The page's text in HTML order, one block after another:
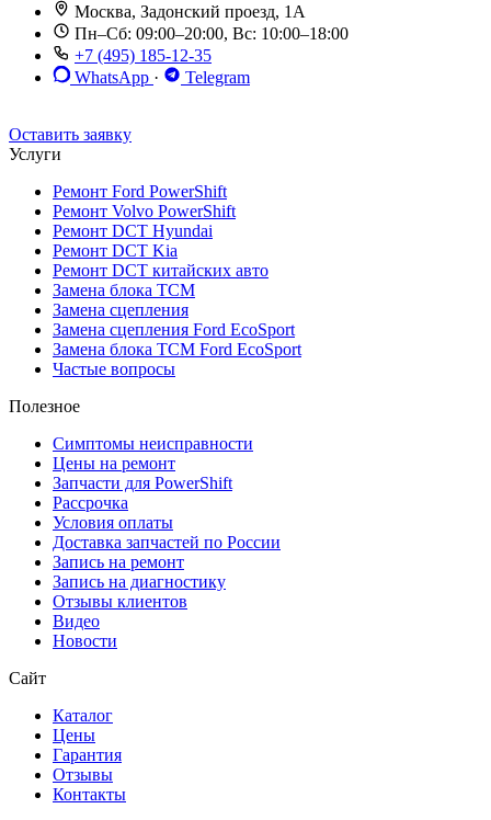
Москва, Задонский проезд, 1А
Пн–Сб: 09:00–20:00, Вс: 10:00–18:00
+7 (495) 185-12-35
WhatsApp ·
Telegram
Оставить заявку
Услуги
Ремонт Ford PowerShift
Ремонт Volvo PowerShift
Ремонт DCT Hyundai
Ремонт DCT Kia
Ремонт DCT китайских авто
Замена блока TCM
Замена сцепления
Замена сцепления Ford EcoSport
Замена блока TCM Ford EcoSport
Частые вопросы
Полезное
Симптомы неисправности
Цены на ремонт
Запчасти для PowerShift
Рассрочка
Условия оплаты
Доставка запчастей по России
Запись на ремонт
Запись на диагностику
Отзывы клиентов
Видео
Новости
Сайт
Каталог
Цены
Гарантия
Отзывы
Контакты